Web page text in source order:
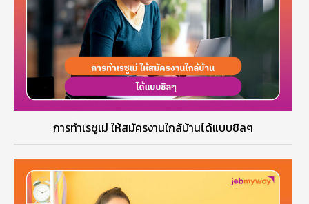
การทำเรซูเม่ ให้สมัครงานใกล้บ้านได้แบบชิลๆ